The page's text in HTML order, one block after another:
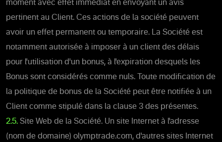
moment avec effet immédiat en envoyant un avis
pertinent au Client. Ces actions de la société peuvent
avoir un effet permanent ou temporaire. La Société est
notamment autorisée à imposer à un client des délais
pour l'utilisation d'un bonus, à l'expiration desquels les
Bonus sont considérés comme nuls. Toute modification de
la politique de bonus de la Société peut être notifiée à un
Client comme stipulé dans la clause 3 des présentes.
2.5. Site Web de la Société. Un site Internet à l'adresse
(nom de domaine) olymptrade.com, d'autres sites Internet